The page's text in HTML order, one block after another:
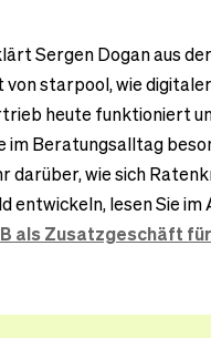
Sergen Dogan aus der
starpool, wie digitaler
heute funktioniert
im Beratungsalltag
darüber, wie sich
entwickeln, lesen Sie im
als Zusatzgeschäft für